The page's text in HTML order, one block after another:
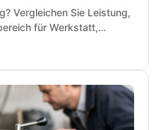
Vergleichen Sie Leistung,
für Werkstatt,